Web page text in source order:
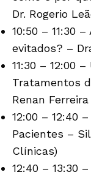
Dr. Rogerio
10:50 – 11:30
evitados? –
11:30 – 12:00
Tratamentos
Renan
12:00 – 12:40
Pacientes –
Clínicas)
12:40 – 13:30